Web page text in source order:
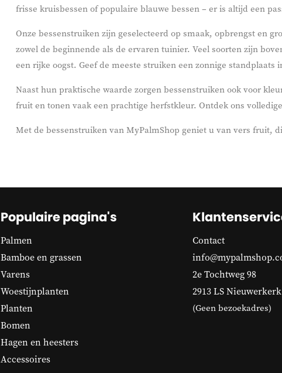
frisse kruisbessen of populaire blauwe bessen – er is altijd een
Onze bessenstruiken zijn geselecteerd op smaak, opbrengst en
zowel de beginnende als de ervaren tuinier. Veel soorten zijn
een rijke oogst. Geef de meeste struiken een zonnige
Naast hun praktische waarde zorgen bessenstruiken ook voor
fruit en tonen vaak een prachtige herfstkleur. Ontdek ons
Met de bessenstruiken van MyPalmShop geniet u van vers fruit,
Populaire pagina's
Palmen
Bamboe en grassen
Varens
Woestijnplanten
Planten
Bomen
Hagen en heesters
Accessoires
Contact
2e Tochtweg 98
2913 LS
(Geen bezoekadres)